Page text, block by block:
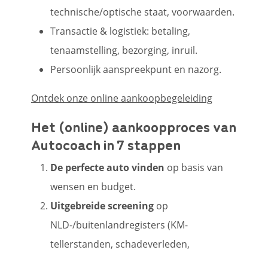
technische/optische staat, voorwaarden.
Transactie & logistiek: betaling,
tenaamstelling, bezorging, inruil.
Persoonlijk aanspreekpunt en nazorg.
Ontdek onze online aankoopbegeleiding
Het (online) aankoopproces van
Autocoach in 7 stappen
De perfecte auto vinden op basis van
wensen en budget.
Uitgebreide screening op
NLD-/buitenlandregisters (KM-
tellerstanden, schadeverleden,